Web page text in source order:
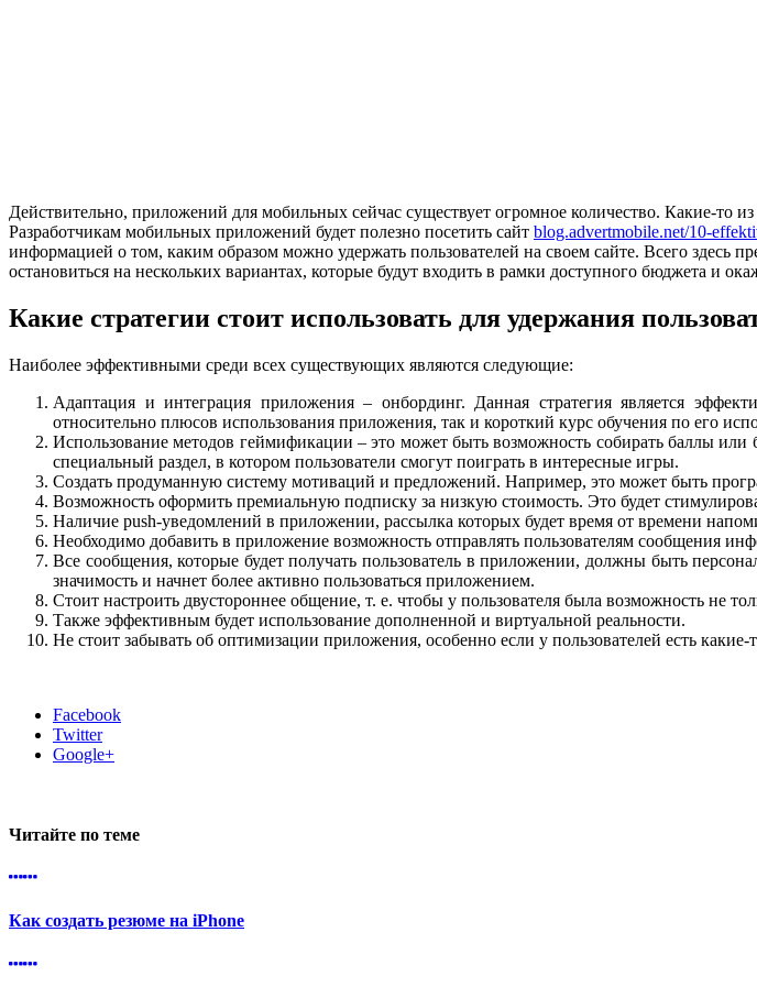
Действительно, приложений для мобильных сейчас существует огромное количество. Какие-то
Разработчикам мобильных приложений будет полезно посетить сайт blog.advertmobile.net/10-
информацией о том, каким образом можно удержать пользователей на своем сайте. Всего здесь
остановиться на нескольких вариантах, которые будут входить в рамки доступного бюджета
Какие стратегии стоит использовать для удержания
Наиболее эффективными среди всех существующих являются следующие:
Адаптация и интеграция приложения – онбординг. Данная стратегия является
относительно плюсов использования приложения, так и короткий курс обучения по его
Использование методов геймификации – это может быть возможность собирать баллы
специальный раздел, в котором пользователи смогут поиграть в интересные игры.
Создать продуманную систему мотиваций и предложений. Например, это может быть
Возможность оформить премиальную подписку за низкую стоимость. Это будет
Наличие push-уведомлений в приложении, рассылка которых будет время от времени
Необходимо добавить в приложение возможность отправлять пользователям сообщения
Все сообщения, которые будет получать пользователь в приложении, должны быть
значимость и начнет более активно пользоваться приложением.
Стоит настроить двустороннее общение, т. е. чтобы у пользователя была возможность не
Также эффективным будет использование дополненной и виртуальной реальности.
Не стоит забывать об оптимизации приложения, особенно если у пользователей есть
Facebook
Twitter
Google+
Читайте по теме
Как создать резюме на iPhone